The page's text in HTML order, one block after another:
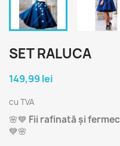
SET RALUCA
149,99 lei
cu TVA
🌸💙 Fii rafinată și
💙🌸